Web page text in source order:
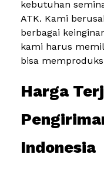
kebutuhan
ATK. Kami
berbagai
kami harus
bisa
Harga
Indonesia